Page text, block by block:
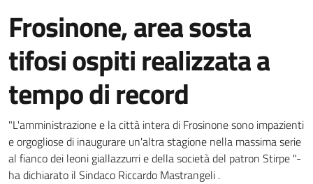
Frosinone, area sosta
tifosi ospiti realizzata a
tempo di record
Dettagli della notizia
"L'amministrazione e la città intera di Frosinone sono impazienti
e orgogliose di inaugurare un'altra stagione nella massima serie
al fianco dei leoni giallazzurri e della società del patron Stirpe "-
ha dichiarato il Sindaco Riccardo Mastrangeli .